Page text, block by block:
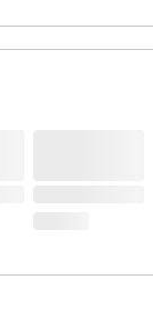
印象で、北欧・
おすすめ。
しめます。暮ら